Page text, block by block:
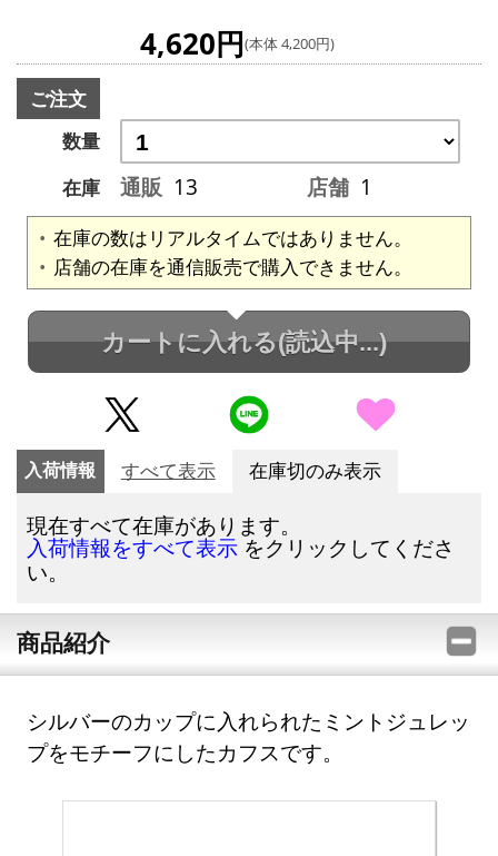
4,620円(本体 4,200円)
ご注文
数量
在庫
通販 13 店舗 1
在庫の数はリアルタイムではありません。
店舗の在庫を通信販売で購入できません。
カートに入れる(読込中...)
入荷情報 すべて表示 在庫切のみ表示
現在すべて在庫があります。
入荷情報をすべて表示 をクリックしてくださ
い。
商品紹介
シルバーのカップに入れられたミントジュレッ
プをモチーフにしたカフスです。